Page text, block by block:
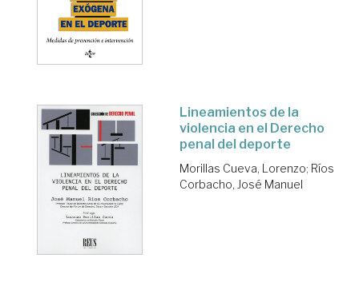
Lineamientos de la
violencia en el Derecho
penal del deporte
Morillas Cueva, Lorenzo; Ríos
Corbacho, José Manuel